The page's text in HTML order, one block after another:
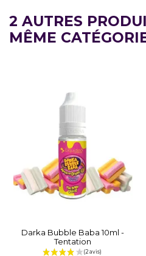
2 AUTRES
MÊME
Darka Bubble Baba 10ml -
Tentation